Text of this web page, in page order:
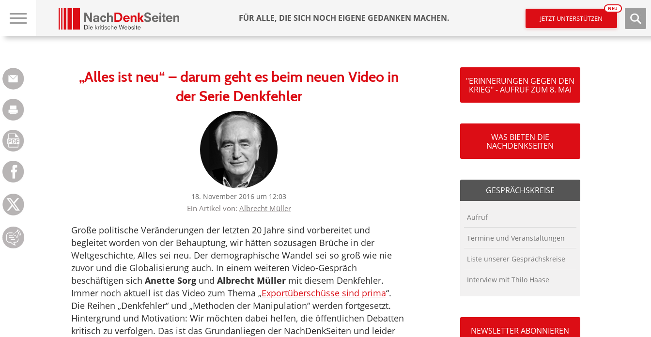
FÜR ALLE, DIE SICH NOCH EIGENE GEDANKEN MACHEN. JETZT UNTERSTÜTZEN
NEU
„Alles ist neu“ – darum geht es beim neuen Video in
der Serie Denkfehler
18. November 2016 um 12:03
Ein Artikel von: Albrecht Müller
Große politische Veränderungen der letzten 20 Jahre sind vorbereitet und
begleitet worden von der Behauptung, wir hätten sozusagen Brüche in der
Weltgeschichte, Alles sei neu. Der demographische Wandel sei so groß wie nie
zuvor und die Globalisierung auch. In einem weiteren Video-Gespräch
beschäftigen sich Anette Sorgund Albrecht Müllermit diesem Denkfehler.
Immer noch aktuell ist das Video zum Thema „Exportüberschüsse sind prima“.
Die Reihen „Denkfehler“ und „Methoden der Manipulation“ werden fortgesetzt.
Hintergrund und Motivation: Wir möchten dabei helfen, die öffentlichen Debatten
kritisch zu verfolgen. Das ist das Grundanliegen der NachDenkSeiten und leider
"ERINNERUNGEN GEGEN DEN
KRIEG" - AUFRUF ZUM 8. MAI
WAS BIETEN DIE
NACHDENKSEITEN
GESPRÄCHSKREISE
Aufruf
Termine und Veranstaltungen
Liste unserer Gesprächskreise
Interview mit Thilo Haase
NEWSLETTER ABONNIEREN